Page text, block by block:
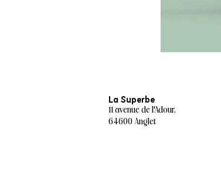
La Superbe
11 avenue de l'Adour,
64600 Anglet